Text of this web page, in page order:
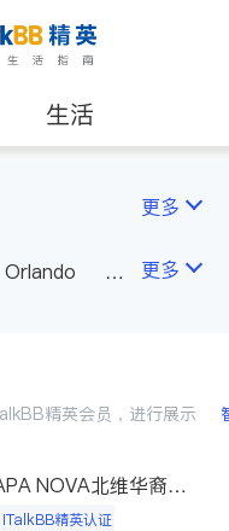
生活
房地产租售
养老
更多
Orlando
更多
精英会员，进行展示
NOVA北维华裔家
iTalkBB精英认证